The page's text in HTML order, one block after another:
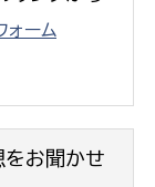
ォーム
をお聞かせ